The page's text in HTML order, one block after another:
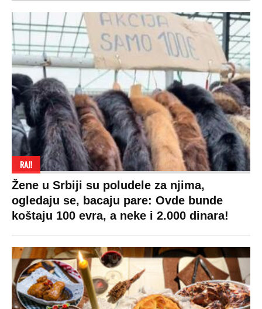
RAJ!
Žene u Srbiji su poludele za njima,
ogledaju se, bacaju pare: Ovde bunde
koštaju 100 evra, a neke i 2.000 dinara!